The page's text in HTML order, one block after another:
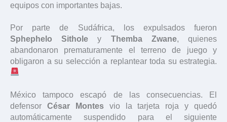
equipos con importantes bajas.
Por parte de Sudáfrica, los expulsados fueron
Sphephelo Sithole y Themba Zwane, quienes
abandonaron prematuramente el terreno de juego y
obligaron a su selección a replantear toda su estrategia.
México tampoco escapó de las consecuencias. El
defensor César Montesvio la tarjeta roja y quedó
automáticamente suspendido para el siguiente